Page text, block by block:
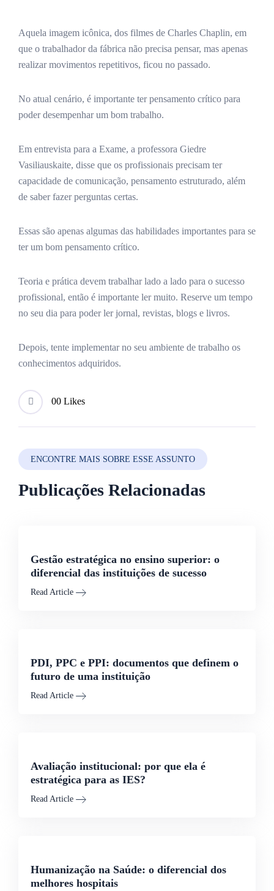
Aquela imagem icônica, dos filmes de Charles Chaplin, em
que o trabalhador da fábrica não precisa pensar, mas apenas
realizar movimentos repetitivos, ficou no passado.
No atual cenário, é importante ter pensamento crítico para
poder desempenhar um bom trabalho.
Em entrevista para a Exame, a professora Giedre
Vasiliauskaite, disse que os profissionais precisam ter
capacidade de comunicação, pensamento estruturado, além
de saber fazer perguntas certas.
Essas são apenas algumas das habilidades importantes para se
ter um bom pensamento crítico.
Teoria e prática devem trabalhar lado a lado para o sucesso
profissional, então é importante ler muito. Reserve um tempo
no seu dia para poder ler jornal, revistas, blogs e livros.
Depois, tente implementar no seu ambiente de trabalho os
conhecimentos adquiridos.
00 Likes
ENCONTRE MAIS SOBRE ESSE ASSUNTO
Publicações Relacionadas
Gestão estratégica no ensino superior: o
diferencial das instituições de sucesso
Read Article
PDI, PPC e PPI: documentos que definem o
futuro de uma instituição
Read Article
Avaliação institucional: por que ela é
estratégica para as IES?
Read Article
Humanização na Saúde: o diferencial dos
melhores hospitais